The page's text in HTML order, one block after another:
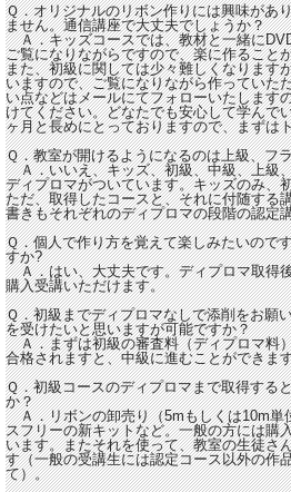
Ｑ．オリジナルのリボン作りには興味があ
ません。通信講座で大丈夫でしょうか？
Ａ．キッズコースでは、教材と一緒に
ご覧になりながらですので、楽に作ること
また、初級に関しては少々難しくなります
いますので、ご覧になりながら作っていた
い点などはメールにてフォローいたします
けてください。どなたでも安心して学んで
ヶ月と長めにとっておりますので、まずは
Ｑ．教室が開けるようになるのは上級、フ
Ａ．いいえ、キッズ、初級、中級、上級
ディプロマがついています。キッズのみ、
ただ、取得したコースと、それに付随する
書きもそれぞれのディプロマの段階の認定
Ｑ．個人で作り方を覚えて楽しみたいので
すか?
Ａ．はい、大丈夫です。ディプロマ取得
購入受講いただけます。
Ｑ．初級までディプロマなしで添削をお願
を受けたいと思いますが可能ですか？
Ａ．まずは初級の審査料（ディプロマ料
合格されますと、中級に進むことができま
Ｑ．初級コースのディプロマまで取得する
か？
Ａ．リボンの卸売り（5mもしくは10m単
スフリーの新キットなど。一般の方には購
います。またそれを使って、教室の生徒さ
す（一般の受講生には認定コース以外の作
て）。